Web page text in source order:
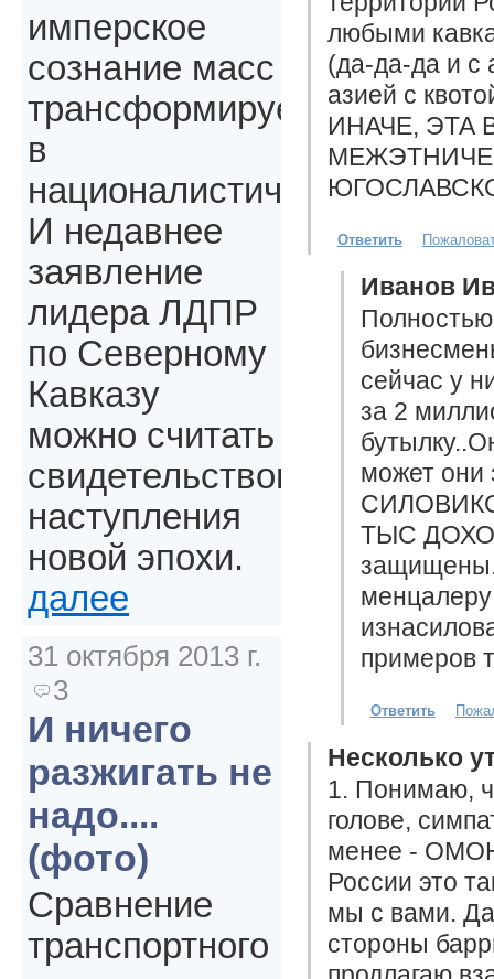
любыми
(да-да-да и с
азией с
ИНАЧЕ, ЭТА
Ответить
Иванов
сейчас у
за 2
может они
ТЫС
примеров
Ответить
Несколько
1. Понимаю,
голове,
менее -
России это
мы с вами.
стороны
имперское
сознание масс
трансформируется
в
националистическое.
И недавнее
заявление
лидера ЛДПР
по Северному
Кавказу
можно считать
свидетельством
наступления
новой эпохи.
далее
31 октября 2013 г.
3
И ничего
разжигать не
надо....
(фото)
Сравнение
транспортного